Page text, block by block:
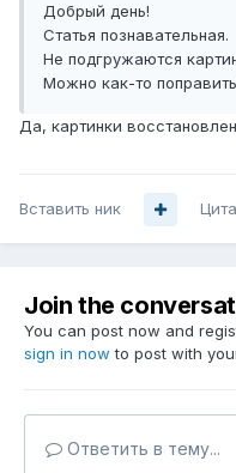
Добрый день!
Статья познавательная.
Не подгружаются
Можно как-то
Да, картинки
Вставить ник
Join the
You can post now and
sign in now to post with
Ответить в тему...